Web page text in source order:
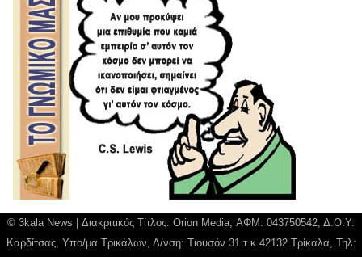
© 3kala News | Διακριτικός Τίτλος: Orion Media, ΑΦΜ: 043750542, Δ.Ο.Υ:
Καρδίτσας, Υπο/μα Τρικάλων, Δ/νση: Τιουσόν 31 τ.κ 42132 Τρίκαλα, Τηλ: